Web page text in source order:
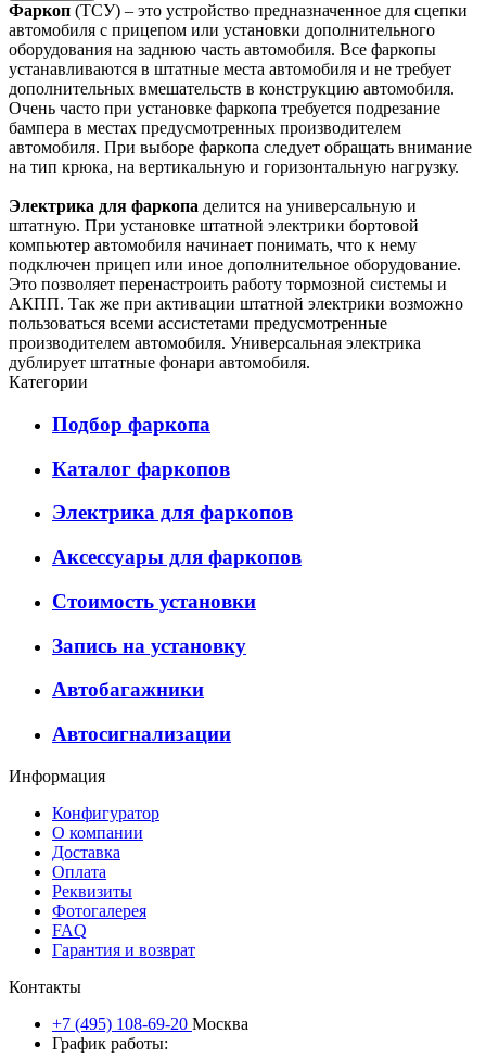
Фаркоп (ТСУ) – это устройство предназначенное для сцепки
автомобиля с прицепом или установки дополнительного
оборудования на заднюю часть автомобиля. Все фаркопы
устанавливаются в штатные места автомобиля и не требует
дополнительных вмешательств в конструкцию автомобиля.
Очень часто при установке фаркопа требуется подрезание
бампера в местах предусмотренных производителем
автомобиля. При выборе фаркопа следует обращать внимание
на тип крюка, на вертикальную и горизонтальную нагрузку.
Электрика для фаркопа делится на универсальную и
штатную. При установке штатной электрики бортовой
компьютер автомобиля начинает понимать, что к нему
подключен прицеп или иное дополнительное оборудование.
Это позволяет перенастроить работу тормозной системы и
АКПП. Так же при активации штатной электрики возможно
пользоваться всеми ассистетами предусмотренные
производителем автомобиля. Универсальная электрика
дублирует штатные фонари автомобиля.
Категории
Подбор фаркопа
Каталог фаркопов
Электрика для фаркопов
Аксессуары для фаркопов
Стоимость установки
Запись на установку
Автобагажники
Автосигнализации
Информация
Конфигуратор
О компании
Доставка
Оплата
Реквизиты
Фотогалерея
FAQ
Гарантия и возврат
Контакты
+7 (495) 108-69-20 Москва
График работы: